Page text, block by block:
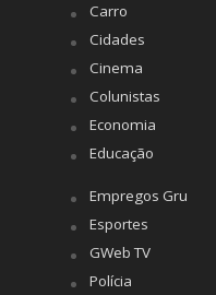
Carro
Cidades
Cinema
Colunistas
Economia
Educação
Empregos Gru
Esportes
GWeb TV
Polícia